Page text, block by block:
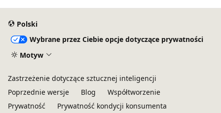
Polski
Wybrane przez Ciebie opcje dotyczące prywatności
Motyw
Zastrzeżenie dotyczące sztucznej inteligencji
Poprzednie wersje
Blog
Współtworzenie
Prywatność
Prywatność kondycji konsumenta